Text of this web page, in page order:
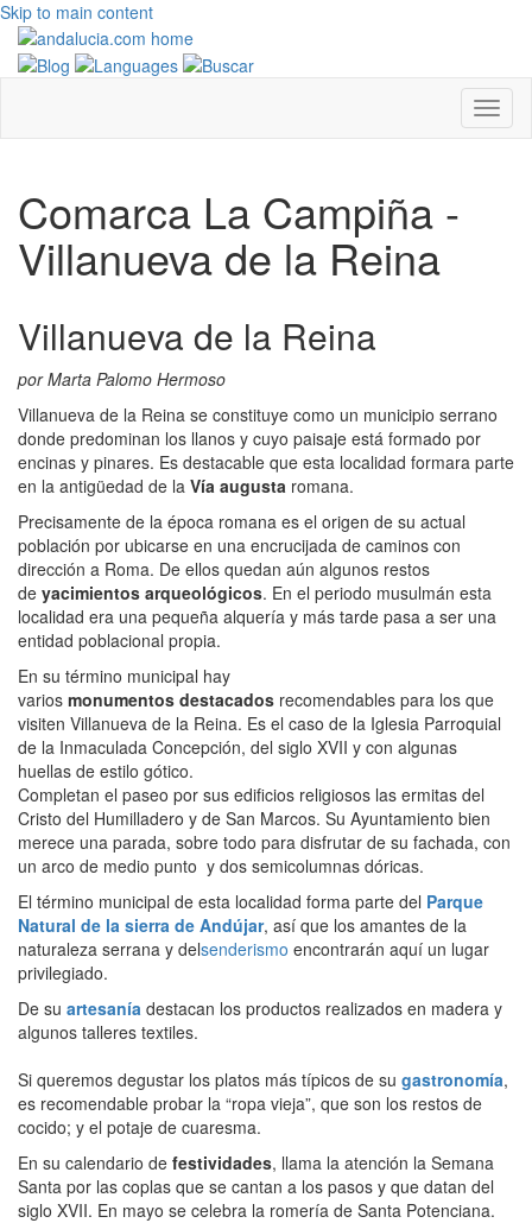
Skip to main content
Comarca La Campiña -
Villanueva de la Reina
Villanueva de la Reina
por Marta Palomo Hermoso
Villanueva de la Reina se constituye como un municipio serrano
donde predominan los llanos y cuyo paisaje está formado por
encinas y pinares. Es destacable que esta localidad formara parte
en la antigüedad de la Vía augusta romana.
Precisamente de la época romana es el origen de su actual
población por ubicarse en una encrucijada de caminos con
dirección a Roma. De ellos quedan aún algunos restos
de yacimientos arqueológicos. En el periodo musulmán esta
localidad era una pequeña alquería y más tarde pasa a ser una
entidad poblacional propia.
En su término municipal hay
varios monumentos destacados recomendables para los que
visiten Villanueva de la Reina. Es el caso de la Iglesia Parroquial
de la Inmaculada Concepción, del siglo XVII y con algunas
huellas de estilo gótico.
Completan el paseo por sus edificios religiosos las ermitas del
Cristo del Humilladero y de San Marcos. Su Ayuntamiento bien
merece una parada, sobre todo para disfrutar de su fachada, con
un arco de medio punto y dos semicolumnas dóricas.
El término municipal de esta localidad forma parte del Parque
Natural de la sierra de Andújar, así que los amantes de la
naturaleza serrana y delsenderismo encontrarán aquí un lugar
privilegiado.
De su artesanía destacan los productos realizados en madera y
algunos talleres textiles.
Si queremos degustar los platos más típicos de su gastronomía,
es recomendable probar la “ropa vieja”, que son los restos de
cocido; y el potaje de cuaresma.
En su calendario de festividades, llama la atención la Semana
Santa por las coplas que se cantan a los pasos y que datan del
siglo XVII. En mayo se celebra la romería de Santa Potenciana.